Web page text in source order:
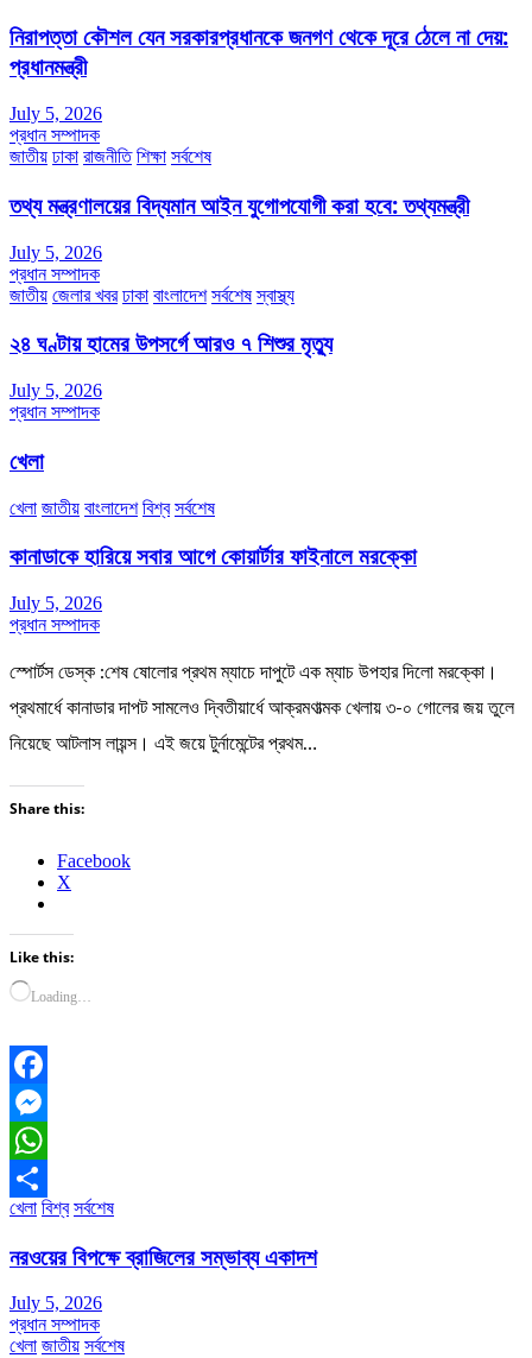
নিরাপত্তা কৌশল যেন সরকারপ্রধানকে জনগণ থেকে দূরে ঠেলে না দেয়:
প্রধানমন্ত্রী
July 5, 2026
প্রধান সম্পাদক
জাতীয় ঢাকা রাজনীতি শিক্ষা সর্বশেষ
তথ্য মন্ত্রণালয়ের বিদ্যমান আইন যুগোপযোগী করা হবে: তথ্যমন্ত্রী
July 5, 2026
প্রধান সম্পাদক
জাতীয় জেলার খবর ঢাকা বাংলাদেশ সর্বশেষ স্বাস্থ্য
২৪ ঘণ্টায় হামের উপসর্গে আরও ৭ শিশুর মৃত্যু
July 5, 2026
প্রধান সম্পাদক
খেলা
খেলা জাতীয় বাংলাদেশ বিশ্ব সর্বশেষ
কানাডাকে হারিয়ে সবার আগে কোয়ার্টার ফাইনালে মরক্কো
July 5, 2026
প্রধান সম্পাদক
স্পোর্টস ডেস্ক :শেষ ষোলোর প্রথম ম্যাচে দাপুটে এক ম্যাচ উপহার দিলো মরক্কো।
প্রথমার্ধে কানাডার দাপট সামলেও দ্বিতীয়ার্ধে আক্রমণাত্মক খেলায় ৩-০ গোলের জয় তুলে
নিয়েছে আটলাস লায়ন্স। এই জয়ে টুর্নামেন্টের প্রথম…
Share this:
Facebook
X
Like this:
Loading…
Facebook
Messenger
WhatsApp
Share
খেলা বিশ্ব সর্বশেষ
নরওয়ের বিপক্ষে ব্রাজিলের সম্ভাব্য একাদশ
July 5, 2026
প্রধান সম্পাদক
খেলা জাতীয় সর্বশেষ